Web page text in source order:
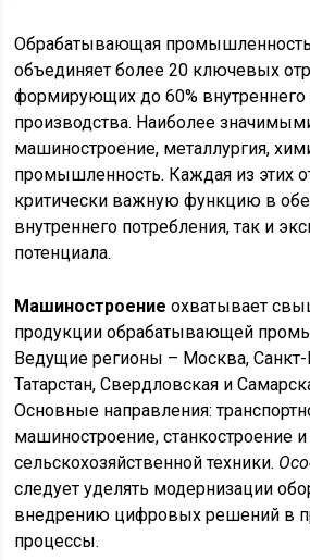
Обрабатывающая
объединяет более 20 ключевых
формирующих до 60%
производства. Наиболее
машиностроение, металлургия,
промышленность. Каждая из этих
критически важную функцию в
внутреннего потребления, так и
потенциала.
Машиностроение охватывает
продукции обрабатывающей
Ведущие регионы – Москва, Санкт-
Татарстан, Свердловская и
Основные направления:
машиностроение, станкостроение
сельскохозяйственной техники.
следует уделять модернизации
внедрению цифровых решений в
процессы.